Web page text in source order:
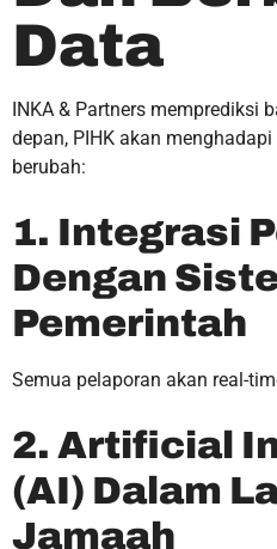
Data
INKA & Partners memprediksi
depan, PIHK akan
berubah:
1. Integrasi
Dengan
Pemerintah
Semua pelaporan akan real-
2. Artificial
(AI) Dalam
Jamaah